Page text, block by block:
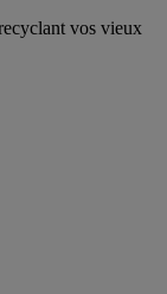
vos vieux